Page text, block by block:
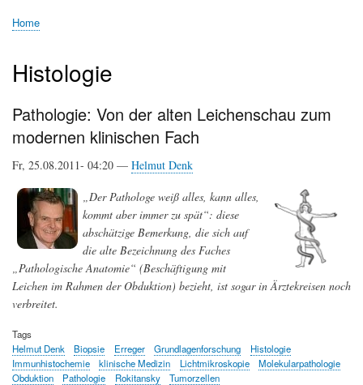
Home
Histologie
Pathologie: Von der alten Leichenschau zum
modernen klinischen Fach
Fr, 25.08.2011- 04:20 — Helmut Denk
„Der Pathologe weiß alles, kann alles,
kommt aber immer zu spät“: diese
abschätzige Bemerkung, die sich auf
die alte Bezeichnung des Faches
„Pathologische Anatomie“ (Beschäftigung mit
Leichen im Rahmen der Obduktion) bezieht, ist sogar in Ärztekreisen noch
verbreitet.
Tags
Helmut Denk
Biopsie Erreger Grundlagenforschung
Histologie
Immunhistochemie
klinische Medizin Lichtmikroskopie
Molekularpathologie
Obduktion
Pathologie Rokitansky Tumorzellen